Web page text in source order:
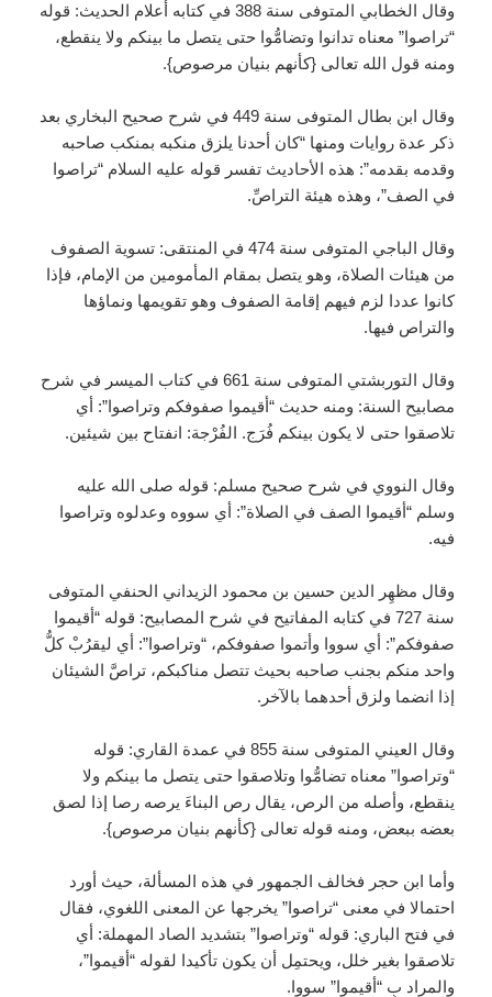
وقال الخطابي المتوفى سنة 388 في كتابه أعلام الحديث: قوله
“تراصوا” معناه تدانوا وتضامُّوا حتى يتصل ما بينكم ولا ينقطع،
ومنه قول الله تعالى {كأنهم بنيان مرصوص}.
وقال ابن بطال المتوفى سنة 449 في شرح صحيح البخاري بعد
ذكر عدة روايات ومنها “كان أحدنا يلزق منكبه بمنكب صاحبه
وقدمه بقدمه”: هذه الأحاديث تفسر قوله عليه السلام “تراصوا
في الصف”، وهذه هيئة التراصِّ.
وقال الباجي المتوفى سنة 474 في المنتقى: تسوية الصفوف
من هيئات الصلاة، وهو يتصل بمقام المأمومين من الإمام، فإذا
كانوا عددا لزم فيهم إقامة الصفوف وهو تقويمها ونماؤها
والتراص فيها.
وقال التوربشتي المتوفى سنة 661 في كتاب الميسر في شرح
مصابيح السنة: ومنه حديث “أقيموا صفوفكم وتراصوا”: أي
تلاصقوا حتى لا يكون بينكم فُرَج. الفُرْجة: انفتاح بين شيئين.
وقال النووي في شرح صحيح مسلم: قوله صلى الله عليه
وسلم “أقيموا الصف في الصلاة”: أي سووه وعدلوه وتراصوا
فيه.
وقال مظهِر الدين حسين بن محمود الزيداني الحنفي المتوفى
سنة 727 في كتابه المفاتيح في شرح المصابيح: قوله “أقيموا
صفوفكم”: أي سووا وأتموا صفوفكم، “وتراصوا”: أي ليقرُبْ كلُّ
واحد منكم بجنب صاحبه بحيث تتصل مناكبكم، تراصَّ الشيئان
إذا انضما ولزق أحدهما بالآخر.
وقال العيني المتوفى سنة 855 في عمدة القاري: قوله
“وتراصوا” معناه تضامُّوا وتلاصقوا حتى يتصل ما بينكم ولا
ينقطع، وأصله من الرص، يقال رص البناءَ يرصه رصا إذا لصق
بعضه ببعض، ومنه قوله تعالى {كأنهم بنيان مرصوص}.
وأما ابن حجر فخالف الجمهور في هذه المسألة، حيث أورد
احتمالا في معنى “تراصوا” يخرجها عن المعنى اللغوي، فقال
في فتح الباري: قوله “وتراصوا” بتشديد الصاد المهملة: أي
تلاصقوا بغير خلل، ويحتمِل أن يكون تأكيدا لقوله “أقيموا”،
والمراد بِ “أقيموا” سووا.